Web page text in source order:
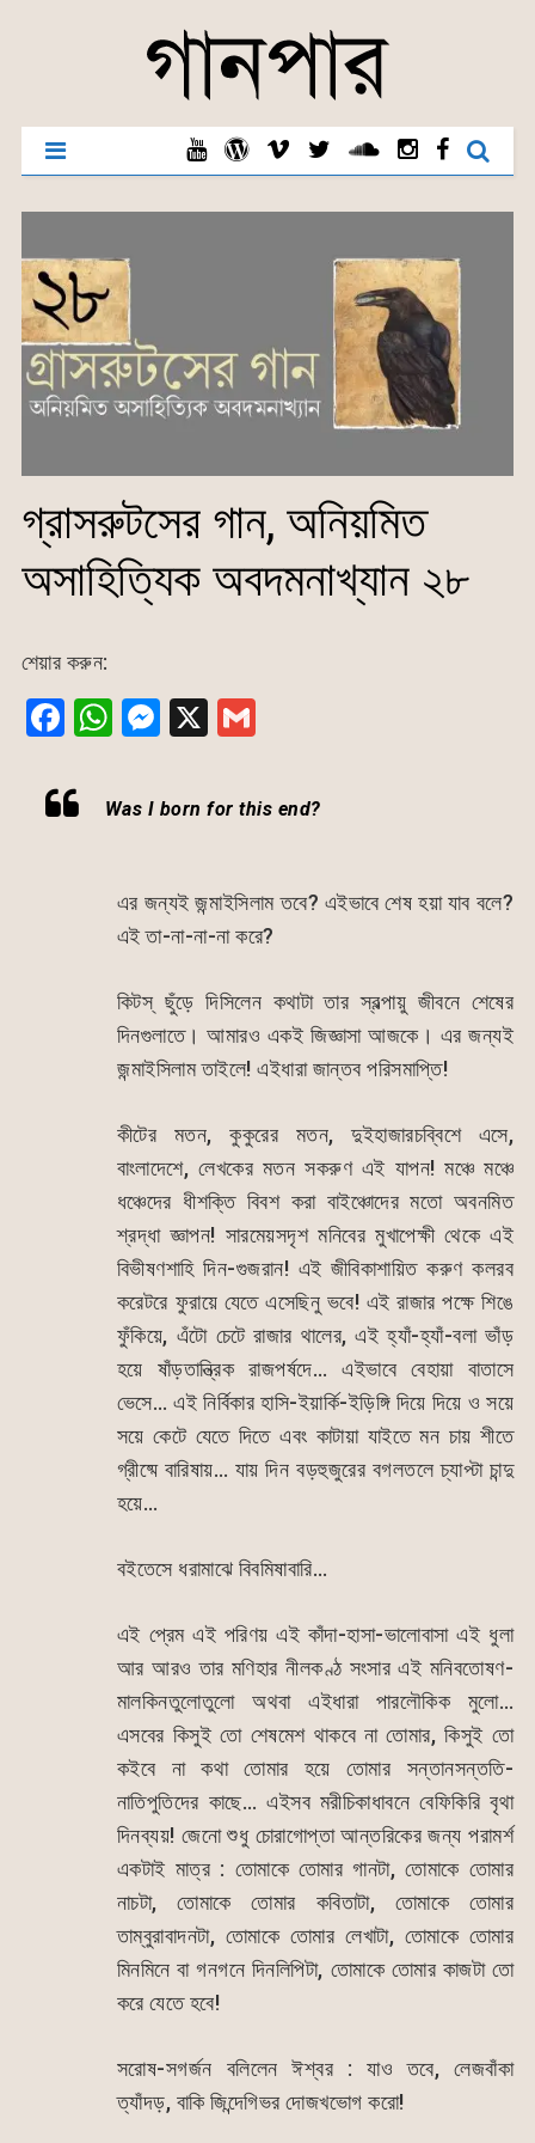
গ্রাসরুটসের গান, অনিয়মিত
অসাহিত্যিক অবদমনাখ্যান ২৮
শেয়ার করুন:
F
c
e
W
at
p
p
M
s
n
g
er
X G
ai
Was I born for this end?
এর জন্যই জন্মাইসিলাম তবে? এইভাবে শেষ হয়া যাব বলে?
এই তা-না-না-না করে?
কিটস্ ছুঁড়ে দিসিলেন কথাটা তার স্বল্পায়ু জীবনে শেষের
দিনগুলাতে। আমারও একই জিজ্ঞাসা আজকে। এর জন্যই
জন্মাইসিলাম তাইলে! এইধারা জান্তব পরিসমাপ্তি!
কীটের মতন, কুকুরের মতন, দুইহাজারচব্বিশে এসে,
বাংলাদেশে, লেখকের মতন সকরুণ এই যাপন! মঞ্চে মঞ্চে
ধঞ্চেদের ধীশক্তি বিবশ করা বাইঞ্চোদের মতো অবনমিত
শ্রদ্ধা জ্ঞাপন! সারমেয়সদৃশ মনিবের মুখাপেক্ষী থেকে এই
বিভীষণশাহি দিন-গুজরান! এই জীবিকাশায়িত করুণ কলরব
করেটরে ফুরায়ে যেতে এসেছিনু ভবে! এই রাজার পক্ষে শিঙে
ফুঁকিয়ে, এঁটো চেটে রাজার থালের, এই হ্যাঁ-হ্যাঁ-বলা ভাঁড়
হয়ে ষাঁড়তান্ত্রিক রাজপর্ষদে… এইভাবে বেহায়া বাতাসে
ভেসে… এই নির্বিকার হাসি-ইয়ার্কি-ইড়িঙ্গি দিয়ে দিয়ে ও সয়ে
সয়ে কেটে যেতে দিতে এবং কাটায়া যাইতে মন চায় শীতে
গ্রীষ্মে বারিষায়… যায় দিন বড়হুজুরের বগলতলে চ্যাপ্টা চান্দু
হয়ে…
বইতেসে ধরামাঝে বিবমিষাবারি…
এই প্রেম এই পরিণয় এই কাঁদা-হাসা-ভালোবাসা এই ধুলা
আর আরও তার মণিহার নীলকণ্ঠ সংসার এই মনিবতোষণ-
মালকিনতুলোতুলো অথবা এইধারা পারলৌকিক মুলো…
এসবের কিসুই তো শেষমেশ থাকবে না তোমার, কিসুই তো
কইবে না কথা তোমার হয়ে তোমার সন্তানসন্ততি-
নাতিপুতিদের কাছে… এইসব মরীচিকাধাবনে বেফিকিরি বৃথা
দিনব্যয়! জেনো শুধু চোরাগোপ্তা আন্তরিকের জন্য পরামর্শ
একটাই মাত্র : তোমাকে তোমার গানটা, তোমাকে তোমার
নাচটা, তোমাকে তোমার কবিতাটা, তোমাকে তোমার
তাম্বুরাবাদনটা, তোমাকে তোমার লেখাটা, তোমাকে তোমার
মিনমিনে বা গনগনে দিনলিপিটা, তোমাকে তোমার কাজটা তো
করে যেতে হবে!
সরোষ-সগর্জন বলিলেন ঈশ্বর : যাও তবে, লেজবাঁকা
ত্যাঁদড়, বাকি জিন্দেগিভর দোজখভোগ করো!